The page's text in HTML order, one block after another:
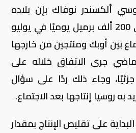
ألكسندر نوفاك بإن بلاده
ستزيد إنتاجها النفطي 200 ألف برميل يوميًا في يوليو
بين أوبك ومنتجين من خارجها
جرى الاتفاق خلاله على
وجاء ذلك ردًا على سؤال
روسيا إنتاجها بعد الاجتماع.
على تقليص الإنتاج بمقدار